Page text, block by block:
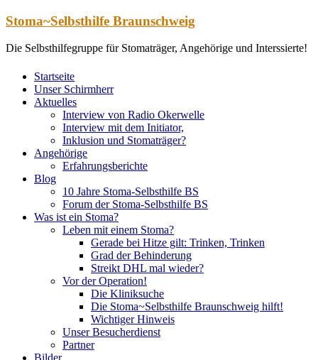
Zum
springen
Stoma~Selbsthilfe Braunschweig
Die Selbsthilfegruppe für Stomaträger, Angehörige und Interssierte!
Startseite
Unser Schirmherr
Aktuelles
Interview von Radio Okerwelle
Interview mit dem Initiator,
Inklusion und Stomaträger?
Angehörige
Erfahrungsberichte
Blog
10 Jahre Stoma-Selbsthilfe BS
Forum der Stoma-Selbsthilfe BS
Was ist ein Stoma?
Leben mit einem Stoma?
Gerade bei Hitze gilt: Trinken, Trinken
Grad der Behinderung
Streikt DHL mal wieder?
Vor der Operation!
Die Kliniksuche
Die Stoma~Selbsthilfe Braunschweig hilft!
Wichtiger Hinweis
Unser Besucherdienst
Partner
Bilder